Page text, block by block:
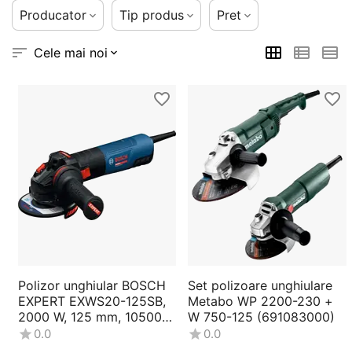
Producator Tip produs Pret
Cele mai noi
Polizor unghiular BOSCH
EXPERT EXWS20-125SB,
2000 W, 125 mm, 10500
RPM (06017D5000)
0.0
Set polizoare unghiulare
Metabo WP 2200-230 +
W 750-125 (691083000)
0.0